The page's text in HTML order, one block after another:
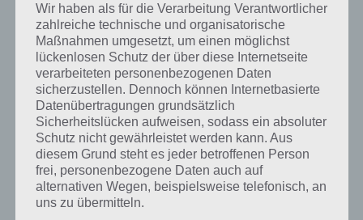
bestimmten Lösungen präsentieren wir daher auch immer eine
kurze Begriffserklärung!
Zu Satellit haben wir zunächst keine weiteren Informationen parat!
Auf WhatsApp teilen Teilen auf Facebook
Tweet auf Twitter
Wir haben als für die Verarbeitung Verantwortlicher
zahlreiche technische und organisatorische
Maßnahmen umgesetzt, um einen möglichst
lückenlosen Schutz der über diese Internetseite
verarbeiteten personenbezogenen Daten
sicherzustellen. Dennoch können Internetbasierte
Datenübertragungen grundsätzlich
Sicherheitslücken aufweisen, sodass ein absoluter
Schutz nicht gewährleistet werden kann. Aus
diesem Grund steht es jeder betroffenen Person
frei, personenbezogene Daten auch auf
alternativen Wegen, beispielsweise telefonisch, an
uns zu übermitteln.